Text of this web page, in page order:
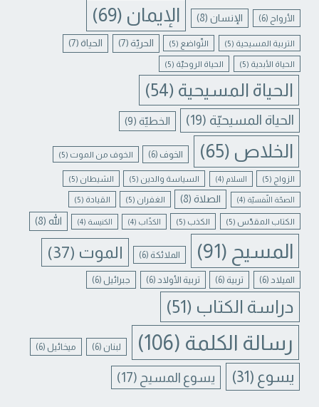
الأرواح (6) الإنسان(8) الإيمان (69)
التربية المسيحية (5) التّواضع (5) الحريّة (7) الحياة (7)
الحياة الأبدية (5) الحياة الروحيّة (5)
الحياة المسيحية (54)
الحياة المسيحيّة (19) الخطيّة (9)
الخلاص (65) الخوف (6) الخوف من الموت (5)
الزواج (5) السلام (4) السياسة والدين (5) الشيطان (5)
الصحّة النّفسيّة (4) الصلاة(8) الغفران (5) القيادة (5)
الكتاب المقدّس (5) الكذب (5) الكذّاب (4) الكنيسة (4) الله (8)
المسيح (91) الملائكة (6) الموت (37)
الميلاد (6) تربية (6) تربية الأولاد (6) جبرائيل (6)
دراسة الكتاب (51)
رسالة الكلمة (106) لبنان (6) ميخائيل (6)
يسوع (31) يسوع المسيح (17)